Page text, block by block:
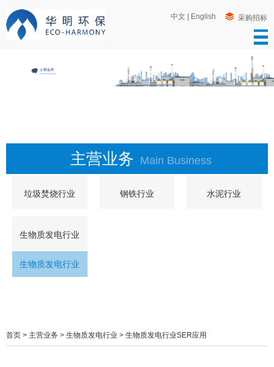
中文 English 采购招标
主营业务 Main Business
垃圾焚烧行业 钢铁行业 水泥行业
生物质发电行业
生物质发电行业
首页 > 主营业务 > 生物质发电行业 > 生物质发电行业SER应用